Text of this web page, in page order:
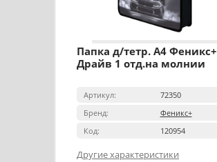
Папка д/тетр. А4 Феникс+
Драйв 1 отд.на молнии
Артикул:
72350
Бренд:
Феникс+
Код:
120954
Другие характеристики